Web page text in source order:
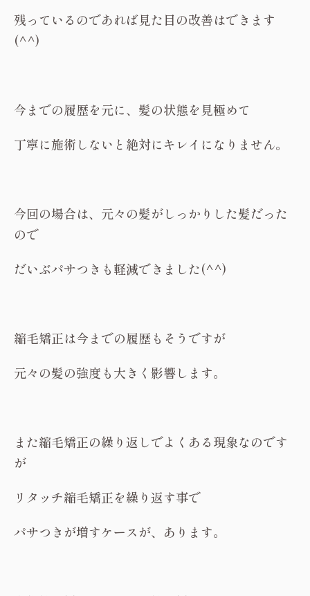
残っているのであれば見た目の改善はできます
(^^)
今までの履歴を元に、髪の状態を見極めて
丁寧に施術しないと絶対にキレイになりません。
今回の場合は、元々の髪がしっかりした髪だった
ので
だいぶパサつきも軽減できました(^^)
縮毛矯正は今までの履歴もそうですが
元々の髪の強度も大きく影響します。
また縮毛矯正の繰り返しでよくある現象なのです
が
リタッチ縮毛矯正を繰り返す事で
パサつきが増すケースが、あります。